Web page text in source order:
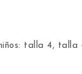
talla 4,